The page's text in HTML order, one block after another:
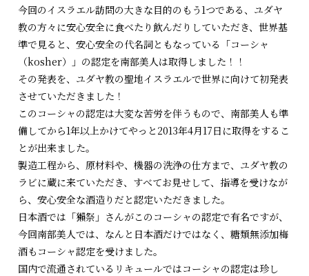
今回のイスラエル訪問の大きな目的のもう1つである、ユダヤ
教の方々に安心安全に食べたり飲んだりしていただき、世界基
準で見ると、安心安全の代名詞ともなっている「コーシャ
（kosher）」の認定を南部美人は取得しました！！
その発表を、ユダヤ教の聖地イスラエルで世界に向けて初発表
させていただきました！
このコーシャの認定は大変な苦労を伴うもので、南部美人も準
備してから1年以上かけてやっと2013年4月17日に取得をするこ
とが出来ました。
製造工程から、原材料や、機器の洗浄の仕方まで、ユダヤ教の
ラビに蔵に来ていただき、すべてお見せして、指導を受けなが
ら、安心安全な酒造りだと認定いただきました。
日本酒では「獺祭」さんがこのコーシャの認定で有名ですが、
今回南部美人では、なんと日本酒だけではなく、糖類無添加梅
酒もコーシャ認定を受けました。
国内で流通されているリキュールではコーシャの認定は珍し